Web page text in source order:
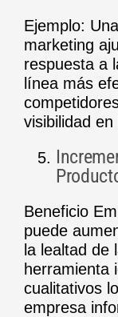
Ejemplo:
marketing
respuesta a
línea más
visibilidad en
Beneficio
puede
la lealtad de
herramienta
cualitativos
empresa